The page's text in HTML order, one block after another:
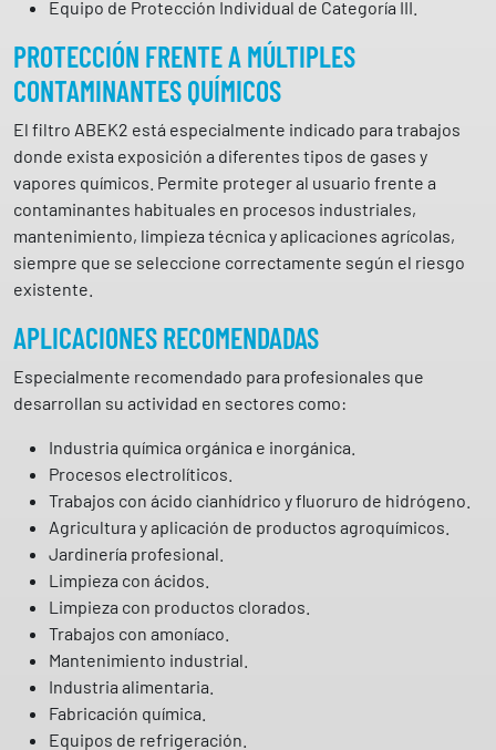
A
R
C
A
c
a
n
t
i
d
d
Equipo de Protección Individual de Categoría III.
PROTECCIÓN FRENTE A MÚLTIPLES
CONTAMINANTES QUÍMICOS
El filtro ABEK2 está especialmente indicado para trabajos
donde exista exposición a diferentes tipos de gases y
vapores químicos. Permite proteger al usuario frente a
contaminantes habituales en procesos industriales,
mantenimiento, limpieza técnica y aplicaciones agrícolas,
siempre que se seleccione correctamente según el riesgo
existente.
APLICACIONES RECOMENDADAS
Especialmente recomendado para profesionales que
desarrollan su actividad en sectores como:
Industria química orgánica e inorgánica.
Procesos electrolíticos.
Trabajos con ácido cianhídrico y fluoruro de hidrógeno.
Agricultura y aplicación de productos agroquímicos.
Jardinería profesional.
Limpieza con ácidos.
Limpieza con productos clorados.
Trabajos con amoníaco.
Mantenimiento industrial.
Industria alimentaria.
Fabricación química.
Equipos de refrigeración.